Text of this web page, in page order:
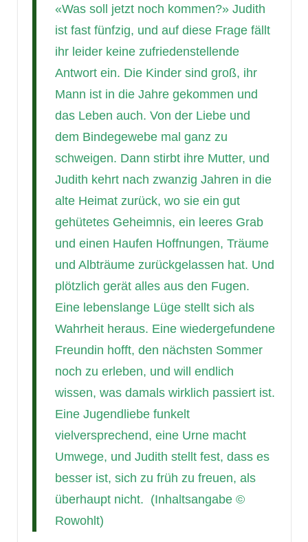
«Was soll jetzt noch kommen?» Judith
ist fast fünfzig, und auf diese Frage fällt
ihr leider keine zufriedenstellende
Antwort ein. Die Kinder sind groß, ihr
Mann ist in die Jahre gekommen und
das Leben auch. Von der Liebe und
dem Bindegewebe mal ganz zu
schweigen. Dann stirbt ihre Mutter, und
Judith kehrt nach zwanzig Jahren in die
alte Heimat zurück, wo sie ein gut
gehütetes Geheimnis, ein leeres Grab
und einen Haufen Hoffnungen, Träume
und Albträume zurückgelassen hat. Und
plötzlich gerät alles aus den Fugen.
Eine lebenslange Lüge stellt sich als
Wahrheit heraus. Eine wiedergefundene
Freundin hofft, den nächsten Sommer
noch zu erleben, und will endlich
wissen, was damals wirklich passiert ist.
Eine Jugendliebe funkelt
vielversprechend, eine Urne macht
Umwege, und Judith stellt fest, dass es
besser ist, sich zu früh zu freuen, als
überhaupt nicht. (Inhaltsangabe ©
Rowohlt)